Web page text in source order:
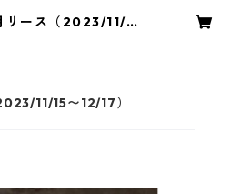
リース（2023/11/1
11/15〜12/17）